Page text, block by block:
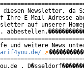
Newsletter, da
Ihre E-Mail-Adresse
auf unserer
und weitere News
,